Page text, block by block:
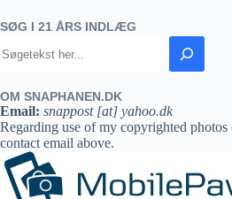
SØG I 21 ÅRS INDLÆG
OM SNAPHANEN.DK
Email: snappost [at] yahoo.dk
Regarding use of my copyrighted photos
contact email above.